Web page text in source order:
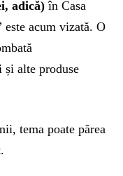
adică) în Casa
acum vizată. O
alte produse
tema poate părea